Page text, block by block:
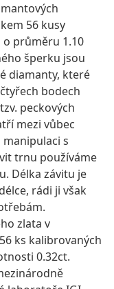
56 kusy
průměru 1.10
šperku jsou
diamanty, které
bodech
peckových
mezi vůbec
s
trnu používáme
Délka závitu je
rádi ji však
zlata v
ks kalibrovaných
0.32ct.